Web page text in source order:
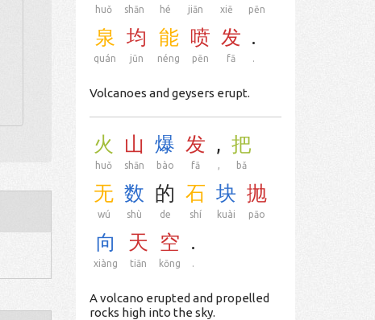
huǒ shān hé jiān xiē pēn
泉
quán
均
jūn
能
néng
喷
pēn
发
fā
.
.
Volcanoes and geysers erupt.
火
huǒ
山
shān
爆
bào
发
fā
,
,
把
bǎ
无
wú
数
shù
的
de
石
shí
块
kuài
抛
pāo
向
xiàng
天
tiān
空
kōng
.
.
A volcano erupted and propelled
rocks high into the sky.